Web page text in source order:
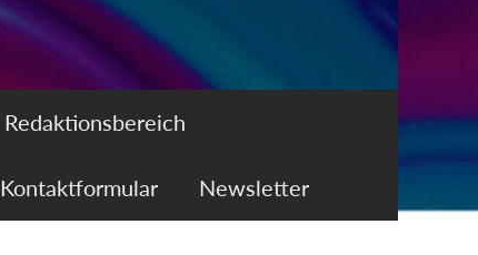
Redaktionsbereich
Kontaktformular Newsletter